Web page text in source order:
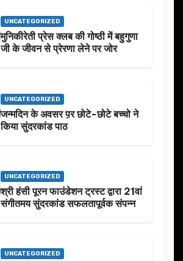
UNCATEGORIZED
मुनिकीरेती प्रेस क्लब की गोष्ठी में बहुगुणा
जी के जीवन से प्रेरणा लेने पर जोर
UNCATEGORIZED
जन्मदिन के अवसर प़र छोटे-छोटे बच्चो ने
किया सुंदरकांड पाठ
UNCATEGORIZED
श्री हंसी पूरन फाउंडेशन ट्रस्ट द्वारा 21वां
संगीतमय सुंदरकांड सफलतापूर्वक संपन्न
UNCATEGORIZED